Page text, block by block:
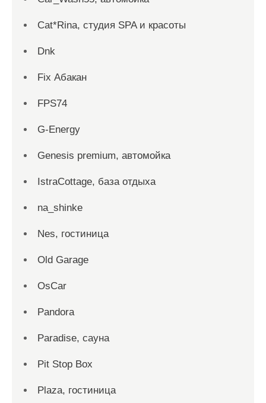
Cat*Rina, студия SPA и красоты
Dnk
Fix Абакан
FPS74
G-Energy
Genesis premium, автомойка
IstraCottage, база отдыха
na_shinke
Nes, гостиница
Old Garage
OsCar
Pandora
Paradise, сауна
Pit Stop Box
Plaza, гостиница